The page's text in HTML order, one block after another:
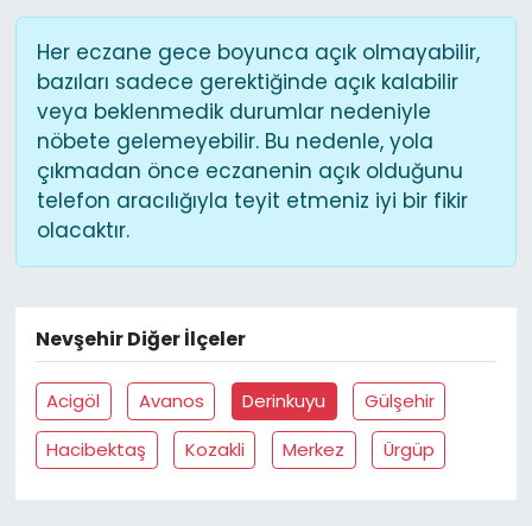
Her eczane gece boyunca açık olmayabilir,
bazıları sadece gerektiğinde açık kalabilir
veya beklenmedik durumlar nedeniyle
nöbete gelemeyebilir. Bu nedenle, yola
çıkmadan önce eczanenin açık olduğunu
telefon aracılığıyla teyit etmeniz iyi bir fikir
olacaktır.
Nevşehir Diğer İlçeler
Acigöl Avanos Derinkuyu
Gülşehir
Hacibektaş
Kozakli Merkez Ürgüp